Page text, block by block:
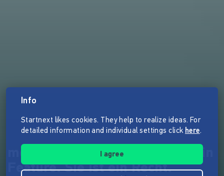
monocles – Privatsphäre ist kein
Feature. Sie ist ein Recht.
Info
Startnext likes cookies. They help to realize ideas. For
detailed information and individual settings click here.
I agree